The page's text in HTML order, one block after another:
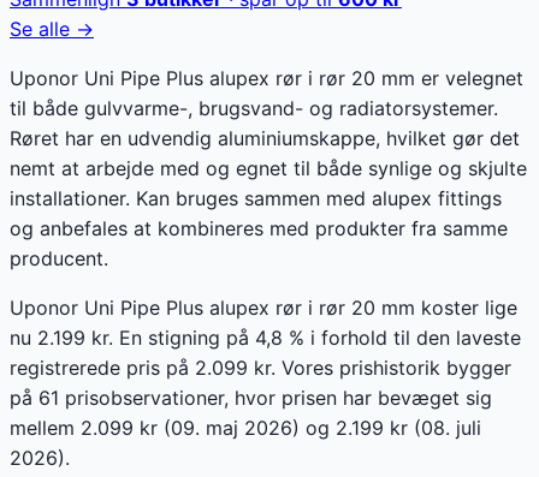
Se alle →
Uponor Uni Pipe Plus alupex rør i rør 20 mm er velegnet
til både gulvvarme-, brugsvand- og radiatorsystemer.
Røret har en udvendig aluminiumskappe, hvilket gør det
nemt at arbejde med og egnet til både synlige og skjulte
installationer. Kan bruges sammen med alupex fittings
og anbefales at kombineres med produkter fra samme
producent.
Uponor Uni Pipe Plus alupex rør i rør 20 mm koster lige
nu 2.199 kr. En stigning på 4,8 % i forhold til den laveste
registrerede pris på 2.099 kr. Vores prishistorik bygger
på 61 prisobservationer, hvor prisen har bevæget sig
mellem 2.099 kr (09. maj 2026) og 2.199 kr (08. juli
2026).